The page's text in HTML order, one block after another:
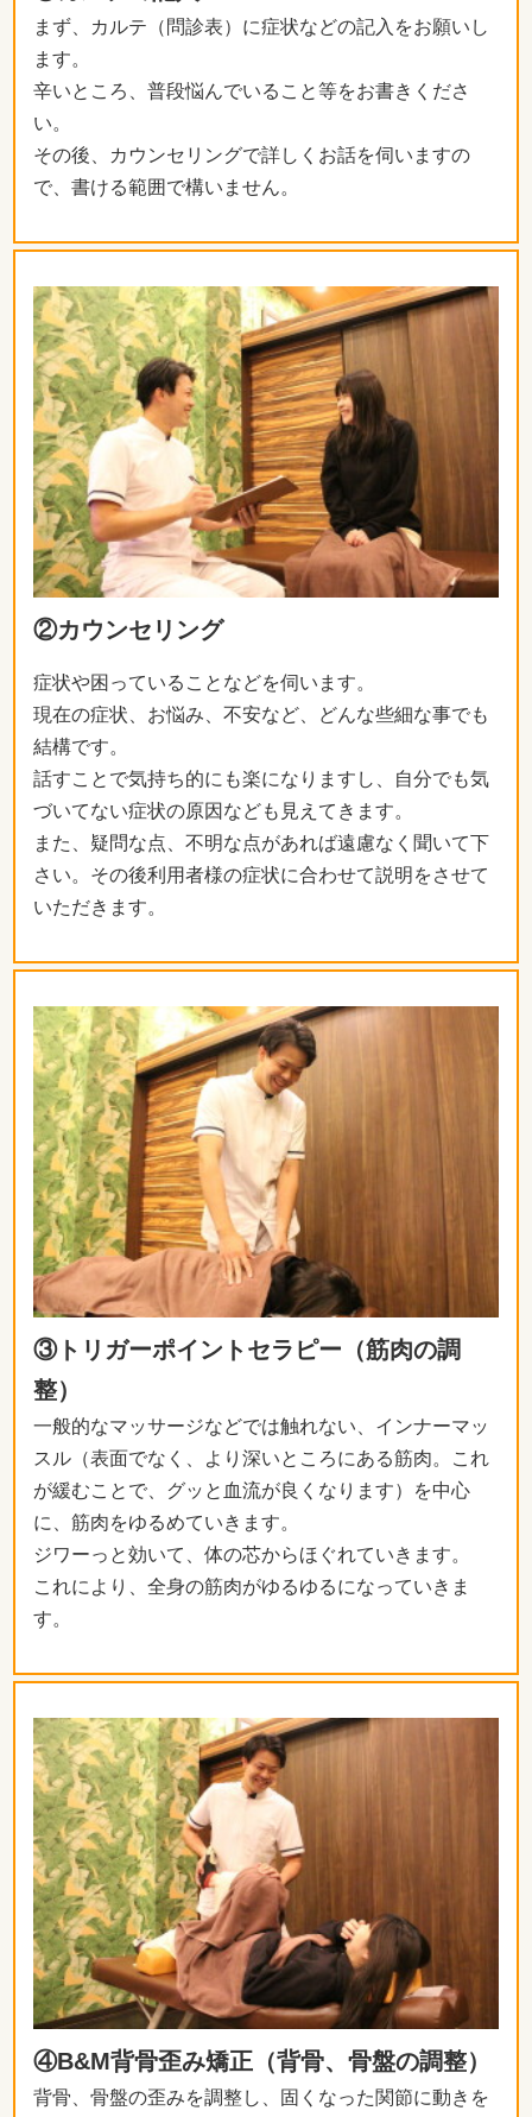
まず、カルテ（問診表）に症状などの記入をお願いし
ます。
辛いところ、普段悩んでいること等をお書きくださ
い。
その後、カウンセリングで詳しくお話を伺いますの
で、書ける範囲で構いません。
②カウンセリング
症状や困っていることなどを伺います。
現在の症状、お悩み、不安など、どんな些細な事でも
結構です。
話すことで気持ち的にも楽になりますし、自分でも気
づいてない症状の原因なども見えてきます。
また、疑問な点、不明な点があれば遠慮なく聞いて下
さい。その後利用者様の症状に合わせて説明をさせて
いただきます。
③トリガーポイントセラピー（筋肉の調
整）
一般的なマッサージなどでは触れない、インナーマッ
スル（表面でなく、より深いところにある筋肉。これ
が緩むことで、グッと血流が良くなります）を中心
に、筋肉をゆるめていきます。
ジワーっと効いて、体の芯からほぐれていきます。
これにより、全身の筋肉がゆるゆるになっていきま
す。
④B&M背骨歪み矯正（背骨、骨盤の調整）
背骨、骨盤の歪みを調整し、固くなった関節に動きを